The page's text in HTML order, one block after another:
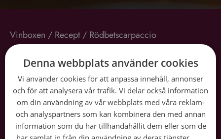
Vinboxen / Recept/ Rödbetscarpaccio
Rödbetscarpaccio
35 min
Snittbetyg: ☆ Lägg betyg
Rödbetscarpaccio är en utsökt och vacker förrätt som
Denna webbplats använder cookies
Vi använder cookies för att anpassa innehåll, annonser
och för att analysera vår trafik. Vi delar också information
om din användning av vår webbplats med våra reklam-
och analyspartners som kan kombinera den med annan
information som du har tillhandahållit dem eller som de